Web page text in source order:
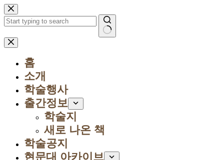
본
문
으
로
건
결
홈
소개
학술행사
출간정보
학술지
새로 나온 책
학술공지
현문대 아카이브